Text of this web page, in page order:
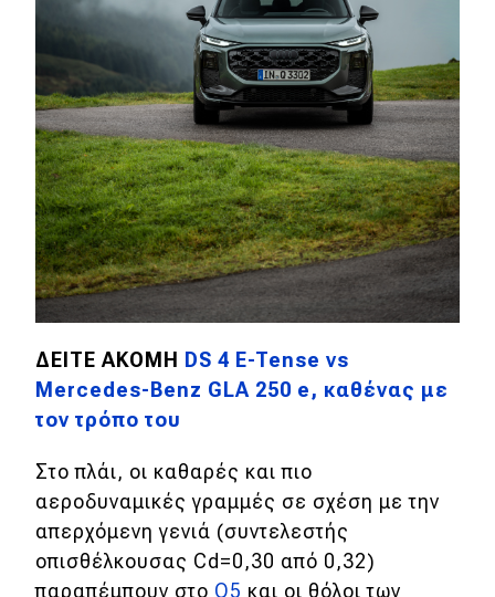
ΔΕΙΤΕ ΑΚΟΜΗ
DS 4 E-Tense vs
Mercedes-Benz GLA 250 e, καθένας με
τον τρόπο του
Στο πλάι, οι καθαρές και πιο
αεροδυναμικές γραμμές σε σχέση με την
απερχόμενη γενιά (συντελεστής
οπισθέλκουσας Cd=0,30 από 0,32)
παραπέμπουν στο Q5 και οι θόλοι των